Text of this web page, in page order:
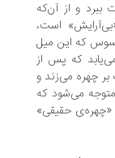
از آن‌که
است،
این میل
پس از
می‌زند و
که
حقیقی»